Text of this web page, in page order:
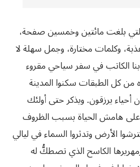
بلغت مائتين وخمسين صفحة،
وكلمات مختارة، وجمل سهلة لا
الكاتب في سفر سياحي مقروء
من كل الطبقات سكنوا المدينة
أحياء يرزقون. ويذكر حتى أولئك
على هامش الحياة بسبب الظروف
الأرض وتدثروا السماء في ليالي
الكاسح الذي تصطكُّ له